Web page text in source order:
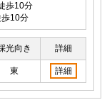
歩10分
10分
光向き 詳細
東 詳細